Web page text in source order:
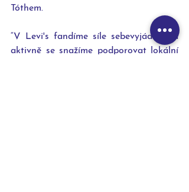
Tóthem.
“V Levi's fandíme síle sebevyjádření a
aktivně se snažíme podporovat lokální